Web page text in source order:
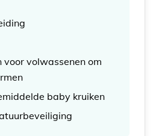
voor volwassenen om
baby kruiken